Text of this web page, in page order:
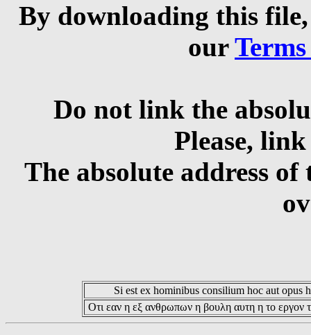
By downloading this
our
Do not link the
Please,
The absolute address
Si est ex hominibus consilium hoc aut opus
Οτι εαν η εξ ανθρωπων η βουλη αυτη η το εργον